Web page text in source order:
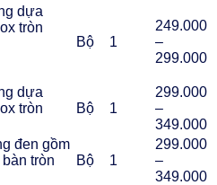
dựa
tròn
Bộ 1
249.000
–
299.000
dựa
tròn
Bộ 1
299.000
–
349.000
đen gồm
tròn
Bộ 1
299.000
–
349.000